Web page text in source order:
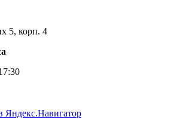
5, корп. 4
Яндекс.Навигатор